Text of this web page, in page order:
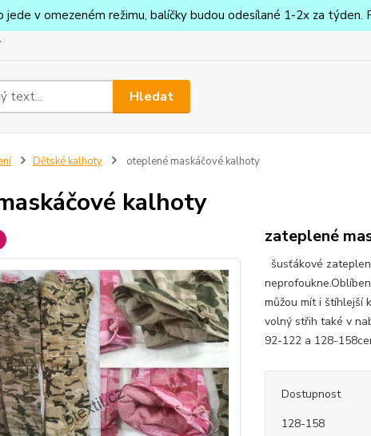
jede v omezeném režimu, balíčky budou odesílané 1-2x za týden.
Hledat
Dětské kalhoty oteplené maskáčové kalhoty
kalhoty
zateplené
šusťákové
můžou mít i štíhlejší
volný střih také v
92-122 a 128-
Dostupnost
128-158